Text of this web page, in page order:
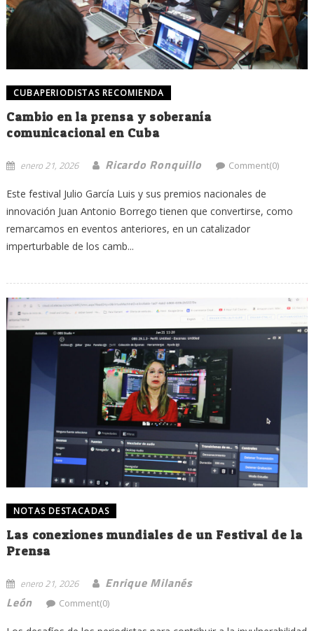
CUBAPERIODISTAS RECOMIENDA
Cambio en la prensa y soberanía
comunicacional en Cuba
enero 21, 2026 Ricardo Ronquillo Comment(0)
Este festival Julio García Luis y sus premios nacionales de
innovación Juan Antonio Borrego tienen que convertirse, como
remarcamos en eventos anteriores, en un catalizador
imperturbable de los camb...
NOTAS DESTACADAS
Las conexiones mundiales de un Festival de la
Prensa
enero 21, 2026
Enrique Milanés
León
Comment(0)